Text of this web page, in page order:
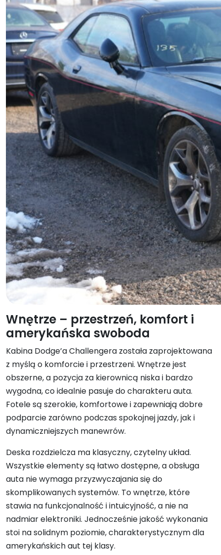
Wnętrze – przestrzeń, komfort i
amerykańska swoboda
Kabina Dodge’a Challengera została zaprojektowana
z myślą o komforcie i przestrzeni. Wnętrze jest
obszerne, a pozycja za kierownicą niska i bardzo
wygodna, co idealnie pasuje do charakteru auta.
Fotele są szerokie, komfortowe i zapewniają dobre
podparcie zarówno podczas spokojnej jazdy, jak i
dynamiczniejszych manewrów.
Deska rozdzielcza ma klasyczny, czytelny układ.
Wszystkie elementy są łatwo dostępne, a obsługa
auta nie wymaga przyzwyczajania się do
skomplikowanych systemów. To wnętrze, które
stawia na funkcjonalność i intuicyjność, a nie na
nadmiar elektroniki. Jednocześnie jakość wykonania
stoi na solidnym poziomie, charakterystycznym dla
amerykańskich aut tej klasy.